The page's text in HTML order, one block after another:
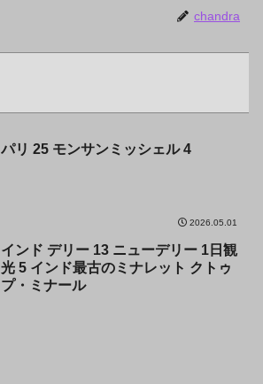
chandra
パリ 25 モンサンミッシェル 4
2026.05.01
インド デリー 13 ニューデリー 1日観
光 5 インド最古のミナレット クトゥ
プ・ミナール